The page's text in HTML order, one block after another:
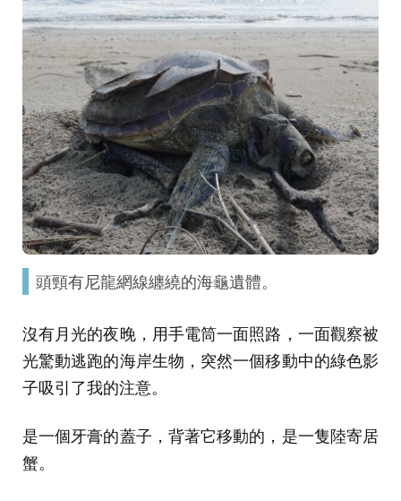
頭頸有尼龍網線纏繞的海龜遺體。
沒有月光的夜晚，用手電筒一面照路，一面觀察被
光驚動逃跑的海岸生物，突然一個移動中的綠色影
子吸引了我的注意。
是一個牙膏的蓋子，背著它移動的，是一隻陸寄居
蟹。